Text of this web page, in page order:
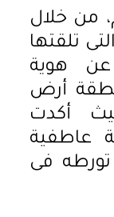
من خلال
تلقتها
عن هوية
أرض
أكدت
عاطفية
تورطه فى